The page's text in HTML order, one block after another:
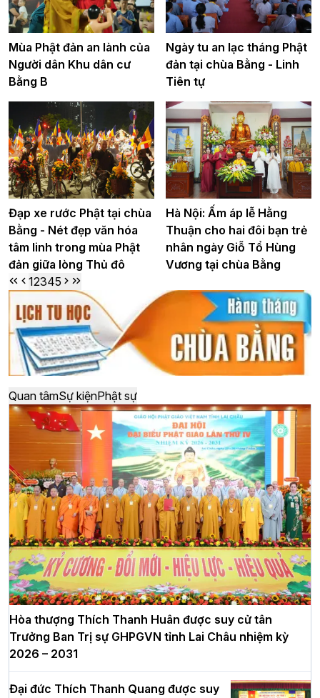
Mùa Phật đản an lành của
Người dân Khu dân cư
Bằng B
Ngày tu an lạc tháng Phật
đản tại chùa Bằng - Linh
Tiên tự
Đạp xe rước Phật tại chùa
Bằng - Nét đẹp văn hóa
tâm linh trong mùa Phật
đản giữa lòng Thủ đô
Hà Nội: Ấm áp lễ Hằng
Thuận cho hai đôi bạn trẻ
nhân ngày Giỗ Tổ Hùng
Vương tại chùa Bằng
12345
Quan tâmSự kiệnPhật sự
Hòa thượng Thích Thanh Huân được suy cử tân
Trưởng Ban Trị sự GHPGVN tỉnh Lai Châu nhiệm kỳ
2026 – 2031
Đại đức Thích Thanh Quang được suy